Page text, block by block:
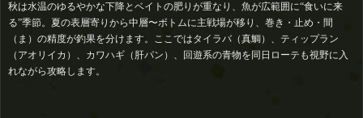
秋は水温のゆるやかな下降とベイトの肥りが重なり、魚が広範囲に“食いに来
る”季節。夏の表層寄りから中層〜ボトムに主戦場が移り、巻き・止め・間
（ま）の精度が釣果を分けます。ここではタイラバ（真鯛）、ティップラン
（アオリイカ）、カワハギ（肝パン）、回遊系の青物を同日ローテも視野に入
れながら攻略します。